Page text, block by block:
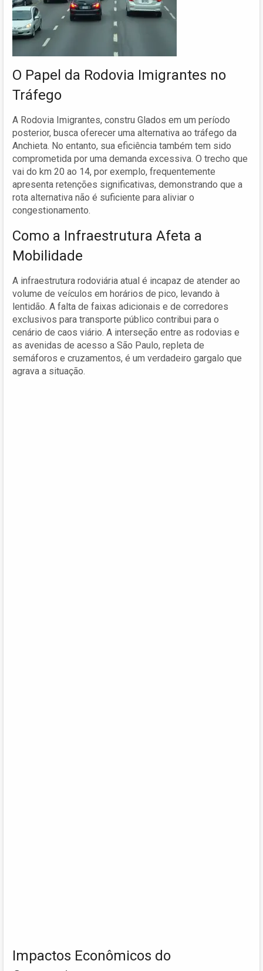
O Papel da Rodovia Imigrantes no
Tráfego
A Rodovia Imigrantes, constru Glados em um período
posterior, busca oferecer uma alternativa ao tráfego da
Anchieta. No entanto, sua eficiência também tem sido
comprometida por uma demanda excessiva. O trecho que
vai do km 20 ao 14, por exemplo, frequentemente
apresenta retenções significativas, demonstrando que a
rota alternativa não é suficiente para aliviar o
congestionamento.
Como a Infraestrutura Afeta a
Mobilidade
A infraestrutura rodoviária atual é incapaz de atender ao
volume de veículos em horários de pico, levando à
lentidão. A falta de faixas adicionais e de corredores
exclusivos para transporte público contribui para o
cenário de caos viário. A interseção entre as rodovias e
as avenidas de acesso a São Paulo, repleta de
semáforos e cruzamentos, é um verdadeiro gargalo que
agrava a situação.
Impactos Econômicos do